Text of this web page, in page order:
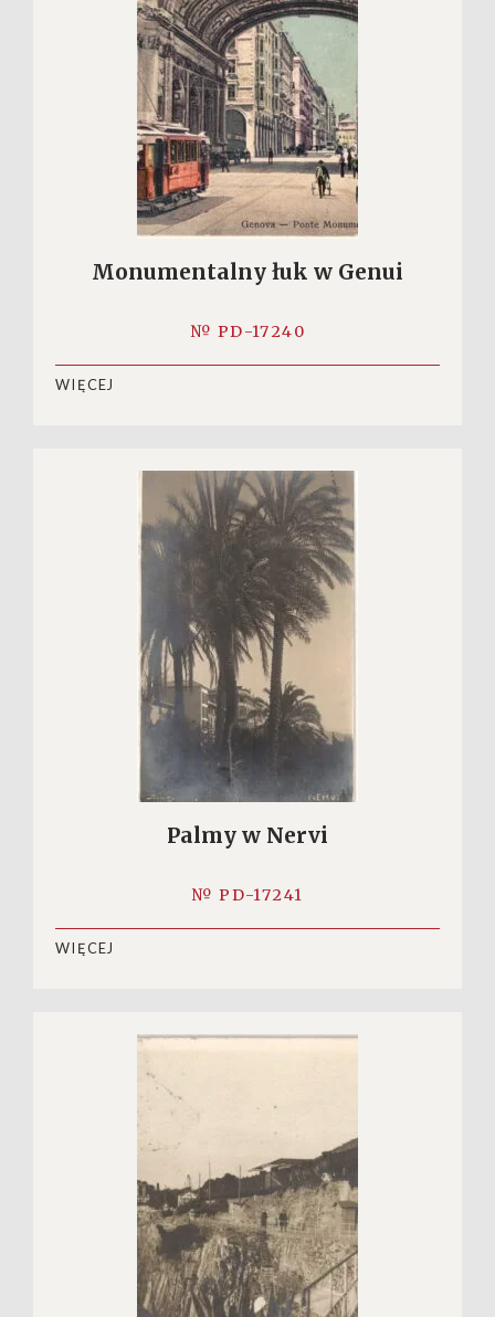
Monumentalny łuk w Genui
№ PD-17240
WIĘCEJ
Palmy w Nervi
№ PD-17241
WIĘCEJ